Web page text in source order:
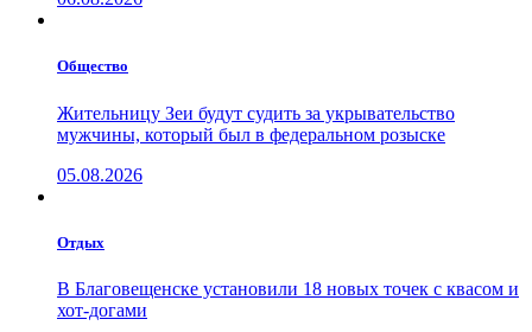
Общество
Жительницу Зеи будут судить за укрывательство
мужчины, который был в федеральном розыске
05.08.2026
Отдых
В Благовещенске установили 18 новых точек с квасом и
хот-догами